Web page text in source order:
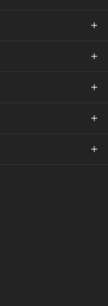




